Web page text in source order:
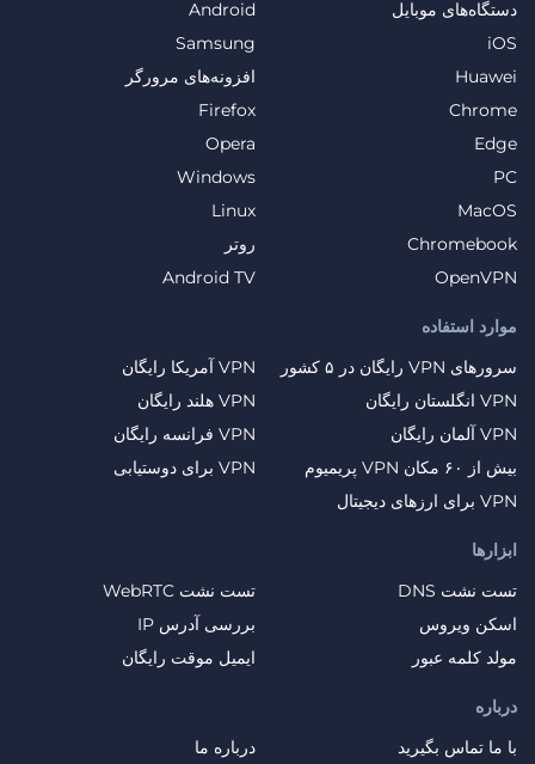
دستگاه‌های موبایل
Android
iOS
Samsung
Huawei
افزونه‌های مرورگر
Chrome
Firefox
Edge
Opera
PC
Windows
MacOS
Linux
Chromebook
روتر
OpenVPN
Android TV
موارد استفاده
سرورهای VPN رایگان در ۵ کشور
VPN آمریکا رایگان
VPN انگلستان رایگان
VPN هلند رایگان
VPN آلمان رایگان
VPN فرانسه رایگان
بیش از ۶۰ مکان VPN پریمیوم
VPN برای دوستیابی
VPN برای ارزهای دیجیتال
درباره
با ما تماس بگیرید
درباره ما
ابزارها
تست نشت DNS
تست نشت WebRTC
اسکن ویروس
بررسی آدرس IP
مولد کلمه عبور
ایمیل موقت رایگان